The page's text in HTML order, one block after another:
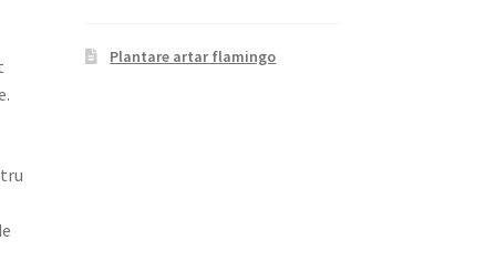
Plantare artar flamingo